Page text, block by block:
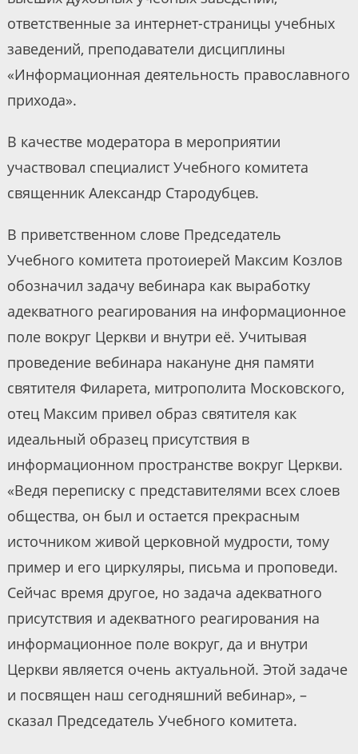
ответственные за интернет-страницы учебных
заведений, преподаватели дисциплины
«Информационная деятельность православного
прихода».
В качестве модератора в мероприятии
участвовал специалист Учебного комитета
священник Александр Стародубцев.
В приветственном слове Председатель
Учебного комитета протоиерей Максим Козлов
обозначил задачу вебинара как выработку
адекватного реагирования на информационное
поле вокруг Церкви и внутри её. Учитывая
проведение вебинара накануне дня памяти
святителя Филарета, митрополита Московского,
отец Максим привел образ святителя как
идеальный образец присутствия в
информационном пространстве вокруг Церкви.
«Ведя переписку с представителями всех слоев
общества, он был и остается прекрасным
источником живой церковной мудрости, тому
пример и его циркуляры, письма и проповеди.
Сейчас время другое, но задача адекватного
присутствия и адекватного реагирования на
информационное поле вокруг, да и внутри
Церкви является очень актуальной. Этой задаче
и посвящен наш сегодняшний вебинар», –
сказал Председатель Учебного комитета.